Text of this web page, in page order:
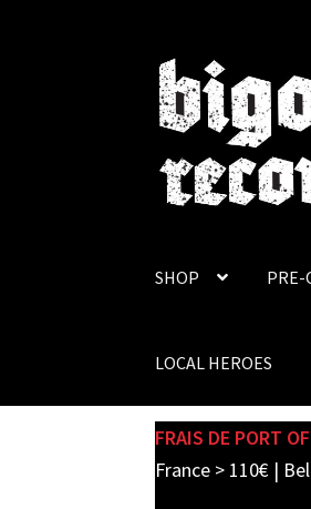
Skip
to
navigation
Skip
to
content
SHOP PRE-
LOCAL HEROES
FRAIS DE PORT
France > 110€ |